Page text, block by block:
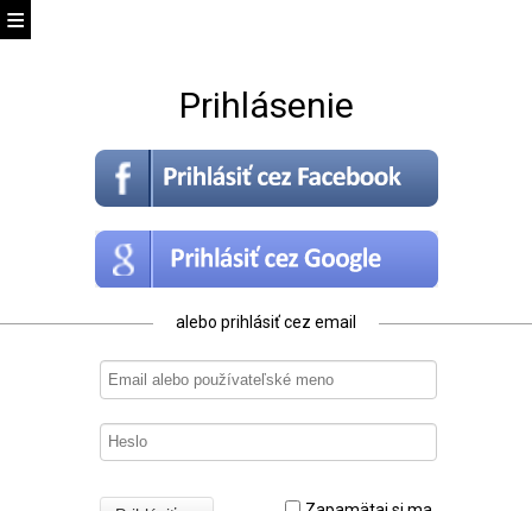
Prihlásenie
alebo prihlásiť cez email